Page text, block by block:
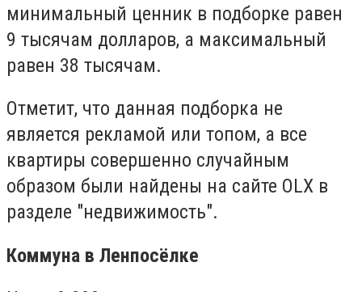
минимальный ценник в подборке равен
9 тысячам долларов, а максимальный
равен 38 тысячам.
Отметит, что данная подборка не
является рекламой или топом, а все
квартиры совершенно случайным
образом были найдены на сайте OLX в
разделе "недвижимость".
Коммуна в Ленпосёлке